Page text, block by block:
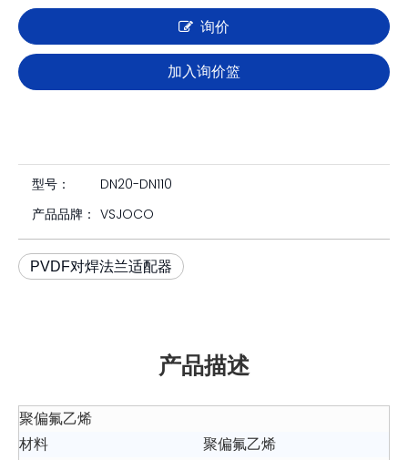
询价
加入询价篮
型号：
DN20-DN110
产品品牌： VSJOCO
PVDF对焊法兰适配器
产品描述
聚偏氟乙烯
材料
聚偏氟乙烯